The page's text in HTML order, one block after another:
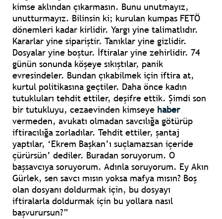
kimse aklından çıkarmasın. Bunu unutmayız,
unutturmayız. Bilinsin ki; kurulan kumpas FETÖ
dönemleri kadar kirlidir. Yargı yine talimatlıdır.
Kararlar yine sipariştir. Tanıklar yine gizlidir.
Dosyalar yine boştur. İftiralar yine zehirlidir. 74
günün sonunda köşeye sıkıştılar, panik
evresindeler. Bundan çıkabilmek için iftira at,
kurtul politikasına geçtiler. Daha önce kadın
tutukluları tehdit ettiler, deşifre ettik. Şimdi son
bir tutukluyu, cezaevinden kimseye haber
vermeden, avukatı olmadan savcılığa götürüp
iftiracılığa zorladılar. Tehdit ettiler, şantaj
yaptılar, ‘Ekrem Başkan’ı suçlamazsan içeride
çürürsün’ dediler. Buradan soruyorum. O
başsavcıya soruyorum. Adınla soruyorum. Ey Akın
Gürlek, sen savcı mısın yoksa mafya mısın? Boş
olan dosyanı doldurmak için, bu dosyayı
iftiralarla doldurmak için bu yollara nasıl
başvurursun?”